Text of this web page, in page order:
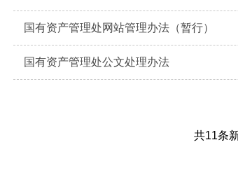
国有资产管理处网站管理办法（暂行）
国有资产管理处公文处理办法
共11条